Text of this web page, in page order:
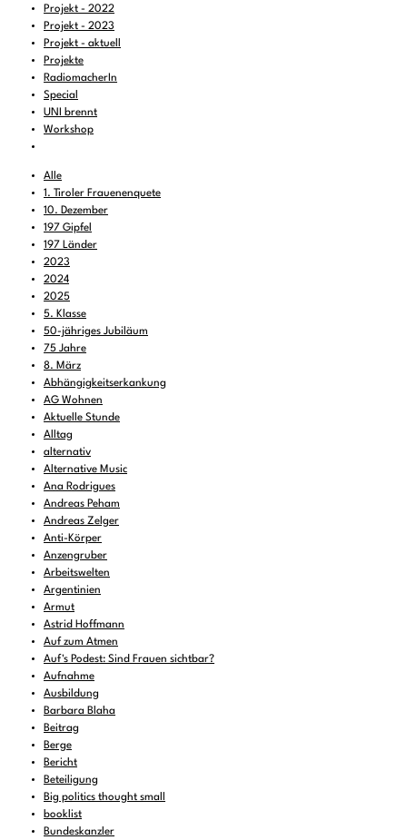
Projekt - 2022
Projekt - 2023
Projekt - aktuell
Projekte
RadiomacherIn
Special
UNI brennt
Workshop
Alle
1. Tiroler Frauenenquete
10. Dezember
197 Gipfel
197 Länder
2023
2024
2025
5. Klasse
50-jähriges Jubiläum
75 Jahre
8. März
Abhängigkeitserkankung
AG Wohnen
Aktuelle Stunde
Alltag
alternativ
Alternative Music
Ana Rodrigues
Andreas Peham
Andreas Zelger
Anti-Körper
Anzengruber
Arbeitswelten
Argentinien
Armut
Astrid Hoffmann
Auf zum Atmen
Auf's Podest: Sind Frauen sichtbar?
Aufnahme
Ausbildung
Barbara Blaha
Beitrag
Berge
Bericht
Beteiligung
Big politics thought small
booklist
Bundeskanzler